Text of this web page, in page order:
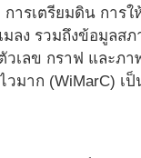
ารเตรียมดิน การใ
ลง รวมถึงข้อมูลส
วเลข กราฟ และภ
มาก (WiMarC) เป็